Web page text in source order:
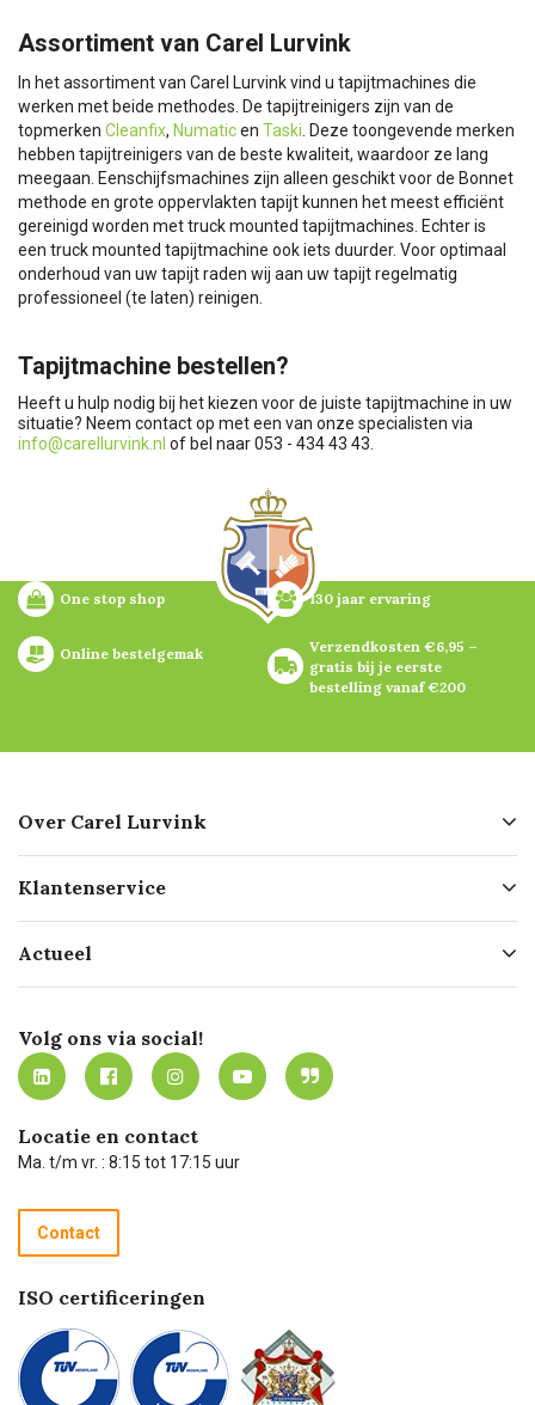
Assortiment van Carel Lurvink
In het assortiment van Carel Lurvink vind u tapijtmachines die
werken met beide methodes. De tapijtreinigers zijn van de
topmerken Cleanfix, Numaticen Taski . Deze toongevende merken
hebben tapijtreinigers van de beste kwaliteit, waardoor ze lang
meegaan. Eenschijfsmachines zijn alleen geschikt voor de Bonnet
methode en grote oppervlakten tapijt kunnen het meest efficiënt
gereinigd worden met truck mounted tapijtmachines. Echter is
een truck mounted tapijtmachine ook iets duurder. Voor optimaal
onderhoud van uw tapijt raden wij aan uw tapijt regelmatig
professioneel (te laten) reinigen.
Tapijtmachine bestellen?
Heeft u hulp nodig bij het kiezen voor de juiste tapijtmachine in uw
situatie? Neem contact op met een van onze specialisten via
info@carellurvink.nl of bel naar 053 - 434 43 43.
One stop shop 130 jaar ervaring
Online bestelgemak
Verzendkosten €6,95 –
gratis bij je eerste
bestelling vanaf €200
Over Carel Lurvink
Geschiedenis
Missie
Certificering
Werken bij Carel Lurvink
MVO
Klantenservice
Bezorgen
Mijn Carel Lurvink
Mijn Carel Lurvink instructievideo's
Carel Lurvink App
Hulp op afstand
Technische dienst
Recycle programma
Betalen
Actueel
Innovation LAB
Tevreden klanten
Carel Lurvink Blog
Carel de podcast
Volg ons via social!
Locatie en contact
Ma. t/m vr. : 8:15 tot 17:15 uur
Contact
ISO certificeringen